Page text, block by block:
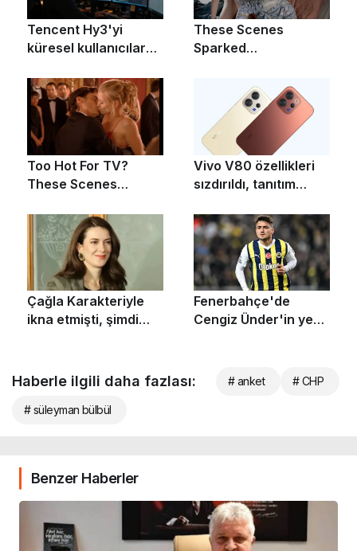
Haberle ilgili daha fazlası: # anket # CHP
# süleyman bülbül
Benzer Haberler